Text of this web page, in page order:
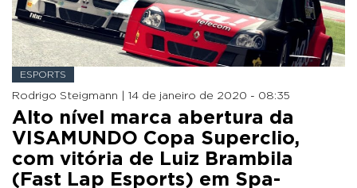
ESPORTS
Rodrigo Steigmann | 14 de janeiro de 2020 - 08:35
Alto nível marca abertura da
VISAMUNDO Copa Superclio,
com vitória de Luiz Brambila
(Fast Lap Esports) em Spa-